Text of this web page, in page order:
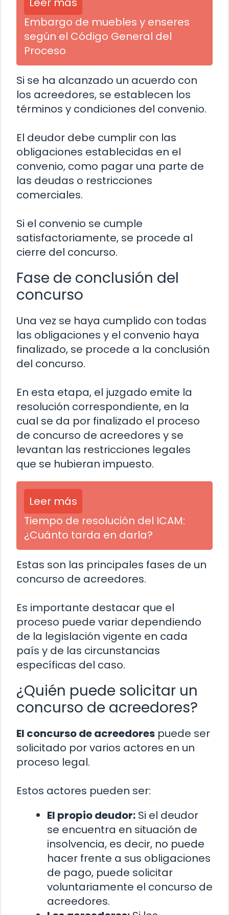
Embargo de muebles y enseres
según el Código General del
Proceso
Si se ha alcanzado un acuerdo con
los acreedores, se establecen los
términos y condiciones del convenio.
El deudor debe cumplir con las
obligaciones establecidas en el
convenio, como pagar una parte de
las deudas o restricciones
comerciales.
Si el convenio se cumple
satisfactoriamente, se procede al
cierre del concurso.
Fase de conclusión del
concurso
Una vez se haya cumplido con todas
las obligaciones y el convenio haya
finalizado, se procede a la conclusión
del concurso.
En esta etapa, el juzgado emite la
resolución correspondiente, en la
cual se da por finalizado el proceso
de concurso de acreedores y se
levantan las restricciones legales
que se hubieran impuesto.
Leer más
Tiempo de resolución del ICAM:
¿Cuánto tarda en darla?
Estas son las principales fases de un
concurso de acreedores.
Es importante destacar que el
proceso puede variar dependiendo
de la legislación vigente en cada
país y de las circunstancias
específicas del caso.
¿Quién puede solicitar un
concurso de acreedores?
El concurso de acreedores puede ser
solicitado por varios actores en un
proceso legal.
Estos actores pueden ser:
El propio deudor: Si el deudor
se encuentra en situación de
insolvencia, es decir, no puede
hacer frente a sus obligaciones
de pago, puede solicitar
voluntariamente el concurso de
acreedores.